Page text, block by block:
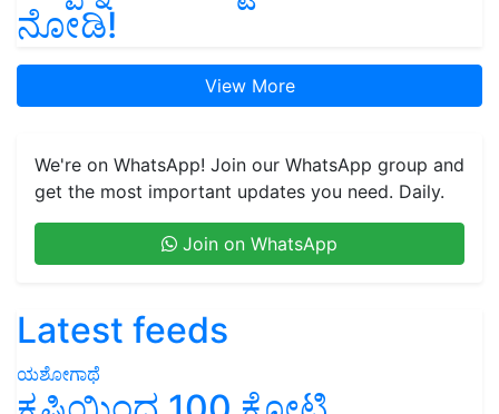
ನೋಡಿ!
View More
We're on WhatsApp! Join our WhatsApp group and
get the most important updates you need. Daily.
Join on WhatsApp
Latest feeds
ಯಶೋಗಾಥೆ